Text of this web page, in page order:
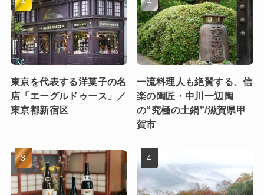
東京を代表する洋菓子の名
店「エーグルドゥース」／
東京都新宿区
一流料理人も絶賛する、信
楽の陶匠・中川一辺陶
の“究極の土鍋”/滋賀県甲
賀市